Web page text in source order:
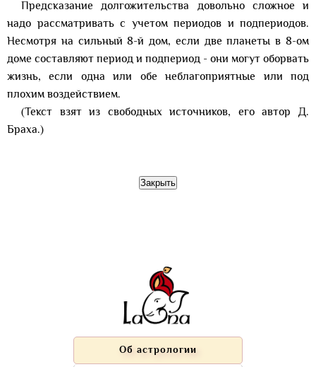
Предсказание долгожительства довольно сложное и
надо рассматривать с учетом периодов и подпериодов.
Несмотря на сильный 8-й дом, если две планеты в 8-ом
доме составляют период и подпериод - они могут оборвать
жизнь, если одна или обе неблагоприятные или под
плохим воздействием.
(Текст взят из свободных источников, его автор Д.
Браха.)
Об астрологии